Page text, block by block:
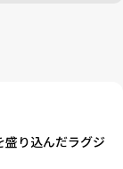
盛り込んだラグジ